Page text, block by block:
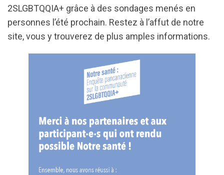
2SLGBTQQIA+ grâce à des sondages menés en
personnes l’été prochain. Restez à l’affut de notre
site, vous y trouverez de plus amples informations.